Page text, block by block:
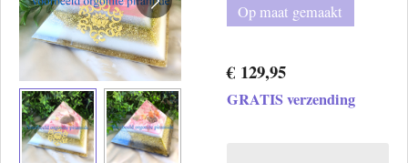
Op maat gemaakt
€ 129,95
GRATIS verzending